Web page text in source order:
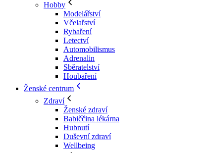
Hobby
Modelářství
Včelařství
Rybaření
Letectví
Automobilismus
Adrenalin
Sběratelství
Houbaření
Ženské centrum
Zdraví
Ženské zdraví
Babiččina lékárna
Hubnutí
Duševní zdraví
Wellbeing